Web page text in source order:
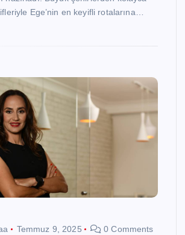
Ege’nin en keyifli rotalarına…
Temmuz 9, 2025 0 Comments